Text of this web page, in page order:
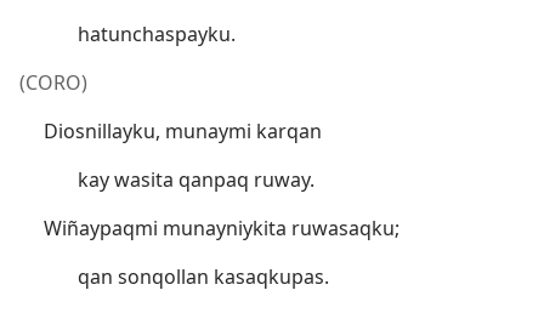
hatunchaspayku.
(CORO)
Diosnillayku, munaymi karqan
kay wasita qanpaq ruway.
Wiñaypaqmi munayniykita ruwasaqku;
qan sonqollan kasaqkupas.